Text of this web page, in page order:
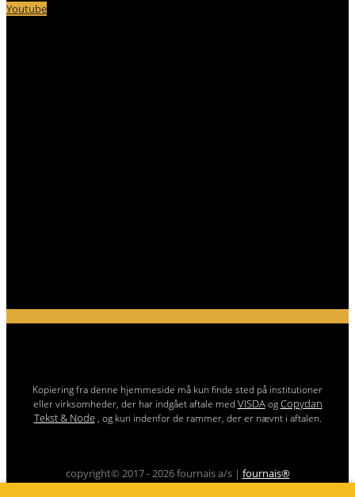
Youtube
Kopiering fra denne hjemmeside må kun finde sted på institutioner
eller virksomheder, der har indgået aftale med VISDAogCopydan
Tekst & Node, og kun indenfor de rammer, der er nævnt i aftalen.
copyright© 2017 - 2026 fournais a/s | fournais®